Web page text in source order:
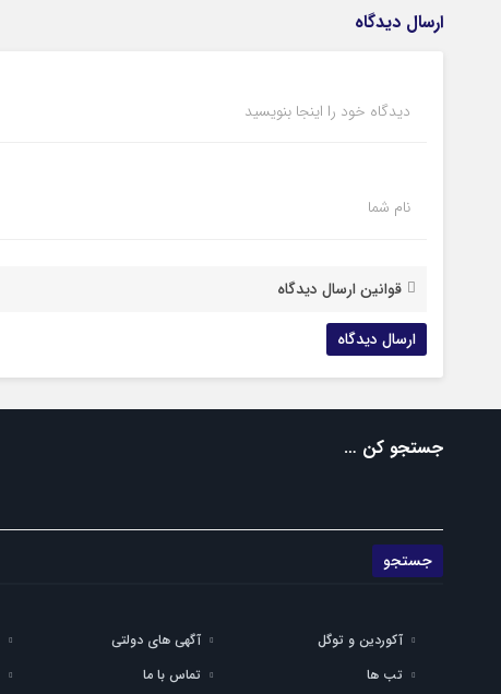
ارسال دیدگاه
دیدگاه خود را اینجا بنویسید
نام شما
قوانین ارسال دیدگاه
جستجو کن …
آکوردین و توگل آگهی های دولتی
تب ها
تماس با ما